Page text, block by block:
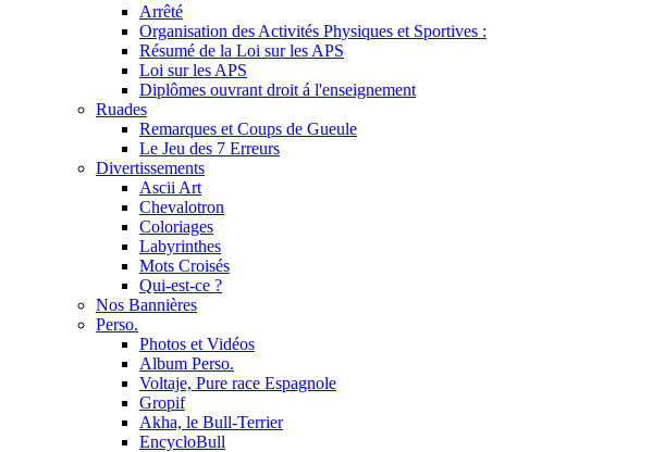
Arrêté
Organisation des Activités Physiques et Sportives :
Résumé de la Loi sur les APS
Loi sur les APS
Diplômes ouvrant droit á l'enseignement
Ruades
Remarques et Coups de Gueule
Le Jeu des 7 Erreurs
Divertissements
Ascii Art
Chevalotron
Coloriages
Labyrinthes
Mots Croisés
Qui-est-ce ?
Nos Bannières
Perso.
Photos et Vidéos
Album Perso.
Voltaje, Pure race Espagnole
Gropif
Akha, le Bull-Terrier
EncycloBull